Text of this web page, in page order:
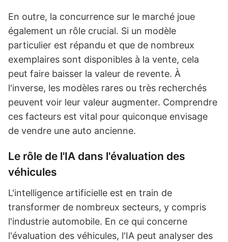
En outre, la concurrence sur le marché joue
également un rôle crucial. Si un modèle
particulier est répandu et que de nombreux
exemplaires sont disponibles à la vente, cela
peut faire baisser la valeur de revente. À
l'inverse, les modèles rares ou très recherchés
peuvent voir leur valeur augmenter. Comprendre
ces facteurs est vital pour quiconque envisage
de vendre une auto ancienne.
Le rôle de l'IA dans l'évaluation des
véhicules
L'intelligence artificielle est en train de
transformer de nombreux secteurs, y compris
l'industrie automobile. En ce qui concerne
l'évaluation des véhicules, l'IA peut analyser des